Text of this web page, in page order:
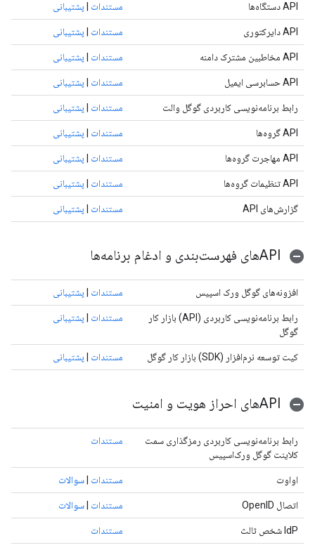
API دستگاه‌ها مستندات پشتیبانی
API دایرکتوری مستندات پشتیبانی
API مخاطبین مشترک دامنه مستندات پشتیبانی
API حسابرسی ایمیل مستندات پشتیبانی
رابط برنامه‌نویسی کاربردی گوگل والت مستندات پشتیبانی
API گروه‌ها مستندات پشتیبانی
API مهاجرت گروه‌ها مستندات پشتیبانی
API تنظیمات گروه‌ها مستندات پشتیبانی
گزارش‌های API مستندات پشتیبانی
افزونه‌های گوگل ورک اسپیس مستندات پشتیبانی
رابط برنامه‌نویسی کاربردی (API) بازار کار
گوگل
مستندات پشتیبانی
کیت توسعه نرم‌افزار (SDK) بازار کار گوگل مستندات پشتیبانی
رابط برنامه‌نویسی کاربردی رمزگذاری سمت
کلاینت گوگل ورک‌اسپیس
مستندات
اواوت مستندات سوالات
اتصال OpenID مستندات سوالات
IdP شخص ثالث مستندات